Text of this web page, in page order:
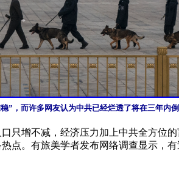
”，而许多网友认为中共已经烂透了将在三年内
只增不减，经济压力加上中共全方位
点。有旅美学者发布网络调查显示，